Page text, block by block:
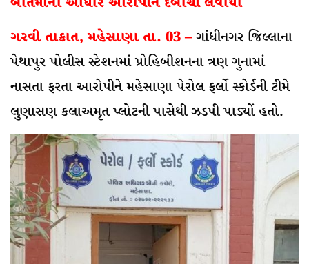
ગરવી તાકાત, મહેસાણા તા. 03 – ગાંધીનગર જિલ્લાના
પેથાપુર પોલીસ સ્ટેશનમાં પ્રોહિબીશનના ત્રણ ગુનામાં
નાસતા ફરતા આરોપીને મહેસાણા પેરોલ ફર્લો સ્કોર્ડની ટીમે
લુણાસણ કલાઅમૃત પ્લોટની પાસેથી ઝડપી પાડ્યોં હતો.